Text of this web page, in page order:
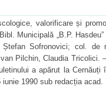
valorificare și
Municipală „B.P.
Sofronovici; col. de
Pilchin, Claudia Tricolici.
a apărut la
1990 sub redacția